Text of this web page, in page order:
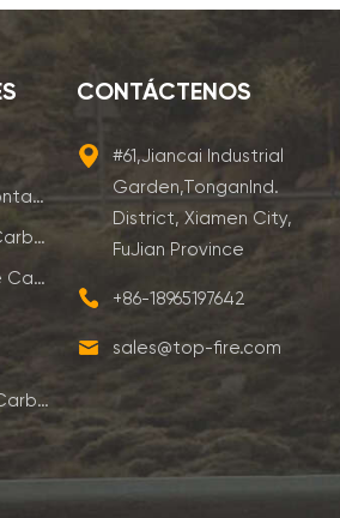
Llantas De Bicicleta De Montaña De Carbono
Llantas De Carretera De Carbono
Cuadros Mtb Eléctricos De Carbono
Cuadro De Carretera De Carbono
CONTÁCTENOS
#61,Jiancai Industrial
Garden,TonganInd.
District, Xiamen City,
FuJian Province
+86-18965197642
sales@top-fire.com